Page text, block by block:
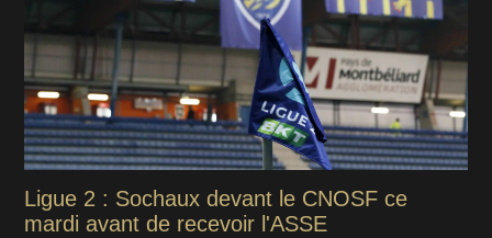
Ligue 2 : Sochaux devant le CNOSF ce
mardi avant de recevoir l'ASSE